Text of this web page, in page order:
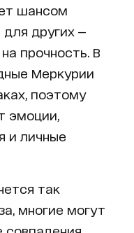
шансом
других —
прочность. В
Меркурии
поэтому
эмоции,
и личные
так
многие могут